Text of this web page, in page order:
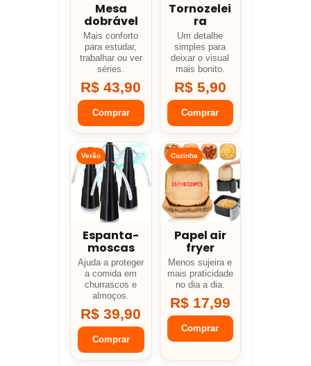
Mesa
dobrável
Mais conforto
para estudar,
trabalhar ou ver
séries.
R$ 43,90
Comprar
Tornozelei
ra
Um detalhe
simples para
deixar o visual
mais bonito.
R$ 5,90
Comprar
Verão
Espanta-
moscas
Ajuda a proteger
a comida em
churrascos e
almoços.
R$ 39,90
Comprar
Cozinha
Papel air
fryer
Menos sujeira e
mais praticidade
no dia a dia.
R$ 17,99
Comprar